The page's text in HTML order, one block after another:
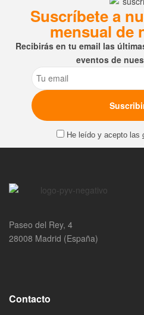
Suscríbete a
mensual de
Recibirás en tu email las
eventos de
Email
He leído y acepto las
Paseo del Rey, 4
28008 Madrid (España)
Contacto